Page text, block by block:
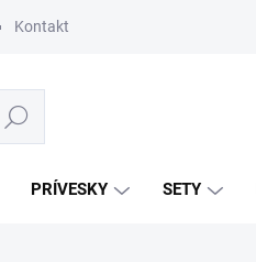
Kontakt
Hľadať
PRÍVESKY SETY